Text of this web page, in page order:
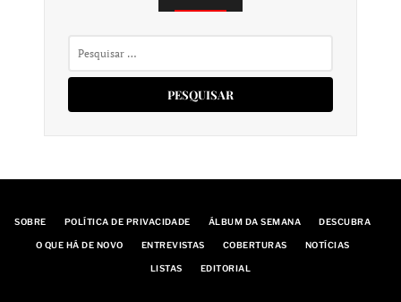
SOBRE POLÍTICA DE PRIVACIDADE ÁLBUM DA SEMANA DESCUBRA
O QUE HÁ DE NOVO ENTREVISTAS COBERTURAS NOTÍCIAS
LISTAS EDITORIAL